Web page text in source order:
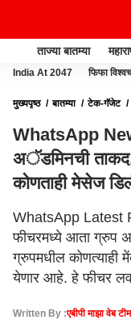
ताज्या बातम्या
India At 2047 फिफा
मुख्यपृष्ठ बातम्या टेक-गॅजेट
WhatsApp
अॅडमिनची ताकद,
कोणताही मेसेज
WhatsApp Latest
फीचरमध्ये आता ग्रुप
ग्रुपमधील
येणार आहे. हे फीचर
Written By :एबीपी माझा वेब टीम